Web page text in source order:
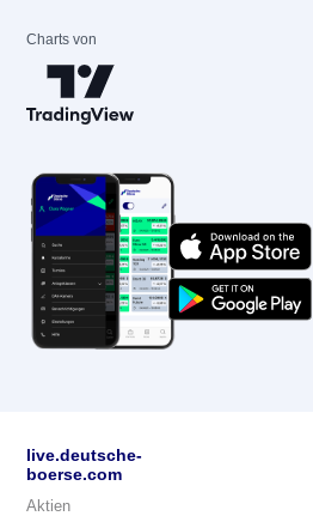
Charts von
live.deutsche-
boerse.com
Aktien